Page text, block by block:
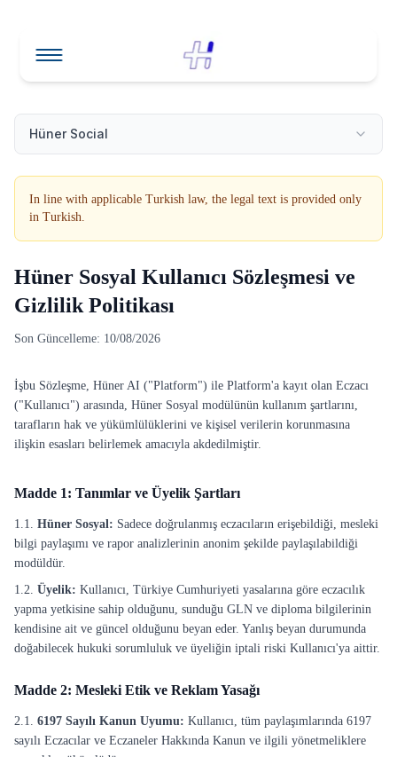
Hüner Social
In line with applicable Turkish law, the legal text is provided only
in Turkish.
Hüner Sosyal Kullanıcı Sözleşmesi ve
Gizlilik Politikası
Son Güncelleme: 10/08/2026
İşbu Sözleşme, Hüner AI ("Platform") ile Platform'a kayıt olan Eczacı
("Kullanıcı") arasında, Hüner Sosyal modülünün kullanım şartlarını,
tarafların hak ve yükümlülüklerini ve kişisel verilerin korunmasına
ilişkin esasları belirlemek amacıyla akdedilmiştir.
Madde 1: Tanımlar ve Üyelik Şartları
1.1. Hüner Sosyal: Sadece doğrulanmış eczacıların erişebildiği, mesleki
bilgi paylaşımı ve rapor analizlerinin anonim şekilde paylaşılabildiği
modüldür.
1.2. Üyelik: Kullanıcı, Türkiye Cumhuriyeti yasalarına göre eczacılık
yapma yetkisine sahip olduğunu, sunduğu GLN ve diploma bilgilerinin
kendisine ait ve güncel olduğunu beyan eder. Yanlış beyan durumunda
doğabilecek hukuki sorumluluk ve üyeliğin iptali riski Kullanıcı'ya aittir.
Madde 2: Mesleki Etik ve Reklam Yasağı
2.1. 6197 Sayılı Kanun Uyumu: Kullanıcı, tüm paylaşımlarında 6197
sayılı Eczacılar ve Eczaneler Hakkında Kanun ve ilgili yönetmeliklere